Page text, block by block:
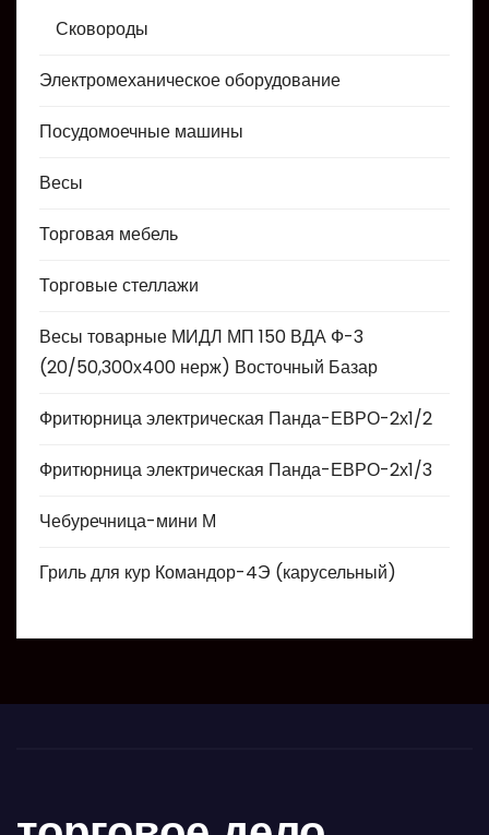
Сковороды
Электромеханическое оборудование
Посудомоечные машины
Весы
Торговая мебель
Торговые стеллажи
Весы товарные МИДЛ МП 150 ВДА Ф-3
(20/50,300х400 нерж) Восточный Базар
Фритюрница электрическая Панда-ЕВРО-2х1/2
Фритюрница электрическая Панда-ЕВРО-2х1/3
Чебуречница-мини М
Гриль для кур Командор-4Э (карусельный)